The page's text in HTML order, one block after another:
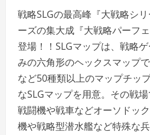
戦略SLGの最高峰『大戦略シ
ーズの集大成『大戦略パーフ
登場！！SLGマップは、戦略
みの六角形のヘックスマップ
など50種類以上のマップチッ
なSLGマップを用意。その戦
戦闘機や戦車などオーソドッ
機や戦略型潜水艦など特殊な